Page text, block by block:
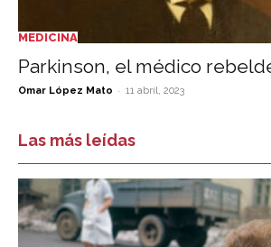
MEDICINA
Parkinson, el médico
Omar López Mato - 11 abril, 2023
Las más leídas